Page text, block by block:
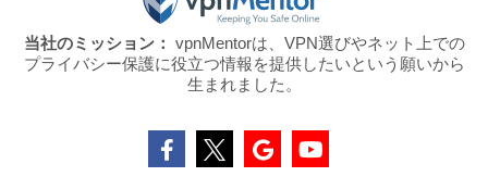
当社のミッション： vpnMentorは、VPN選びやネット上での
プライバシー保護に役立つ情報を提供したいという願いから
生まれました。